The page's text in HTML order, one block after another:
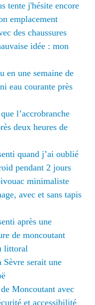
tente j'hésite encore
emplacement
des chaussures
idée : mon
en une semaine de
eau courante près
l’accrobranche
deux heures de
quand j’ai oublié
pendant 2 jours
minimaliste
avec et sans tapis
après une
de moncoutant
littoral
serait une
Moncoutant avec
et accessibilité